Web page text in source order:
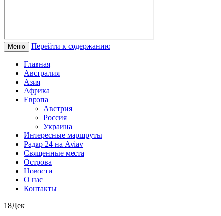
Меню Перейти к содержанию
Главная
Австралия
Азия
Африка
Европа
Австрия
Россия
Украина
Интересные маршруты
Радар 24 на Aviav
Священные места
Острова
Новости
О нас
Контакты
18Дек